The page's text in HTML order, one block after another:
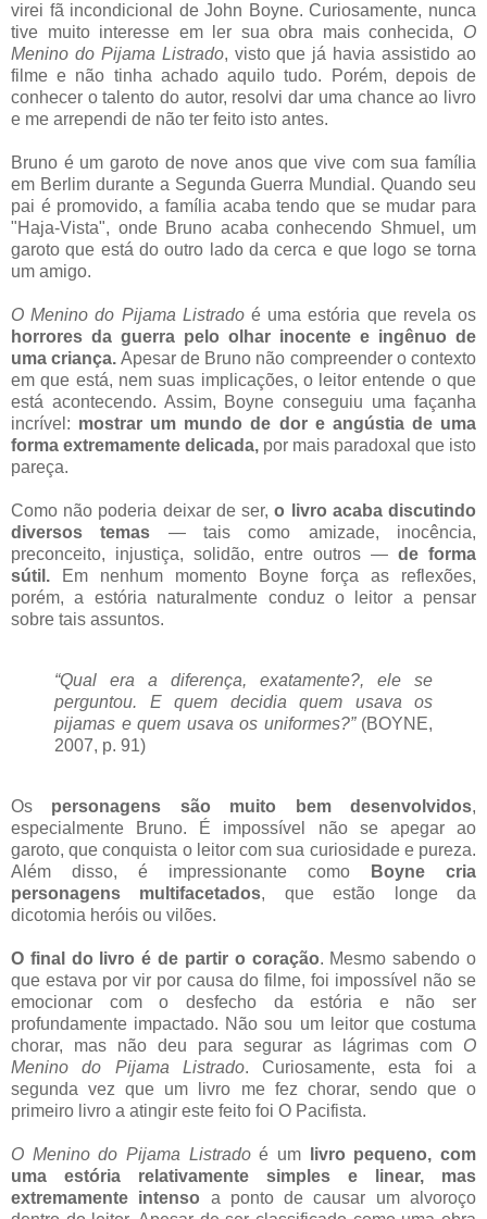
virei fã incondicional de John Boyne. Curiosamente, nunca
tive muito interesse em ler sua obra mais conhecida, O
Menino do Pijama Listrado, visto que já havia assistido ao
filme e não tinha achado aquilo tudo. Porém, depois de
conhecer o talento do autor, resolvi dar uma chance ao livro
e me arrependi de não ter feito isto antes.
Bruno é um garoto de nove anos que vive com sua família
em Berlim durante a Segunda Guerra Mundial. Quando seu
pai é promovido, a família acaba tendo que se mudar para
"Haja-Vista", onde Bruno acaba conhecendo Shmuel, um
garoto que está do outro lado da cerca e que logo se torna
um amigo.
O Menino do Pijama Listradoé uma estória que revela os
horrores da guerra pelo olhar inocente e ingênuo de
uma criança. Apesar de Bruno não compreender o contexto
em que está, nem suas implicações, o leitor entende o que
está acontecendo. Assim, Boyne conseguiu uma façanha
incrível: mostrar um mundo de dor e angústia de uma
forma extremamente delicada, por mais paradoxal que isto
pareça.
Como não poderia deixar de ser,o livro acaba discutindo
diversos temas — tais como amizade, inocência,
preconceito, injustiça, solidão, entre outros — de forma
sútil. Em nenhum momento Boyne força as reflexões,
porém, a estória naturalmente conduz o leitor a pensar
sobre tais assuntos.
“Qual era a diferença, exatamente?, ele se
perguntou. E quem decidia quem usava os
pijamas e quem usava os uniformes?”(BOYNE,
2007, p. 91)
Os personagens são muito bem desenvolvidos,
especialmente Bruno. É impossível não se apegar ao
garoto, que conquista o leitor com sua curiosidade e pureza.
Além disso, é impressionante como
Boyne cria
personagens multifacetados, que estão longe da
dicotomia heróis ou vilões.
O final do livro é de partir o coração. Mesmo sabendo o
que estava por vir por causa do filme, foi impossível não se
emocionar com o desfecho da estória e não ser
profundamente impactado. Não sou um leitor que costuma
chorar, mas não deu para segurar as lágrimas com O
Menino do Pijama Listrado. Curiosamente, esta foi a
segunda vez que um livro me fez chorar, sendo que o
primeiro livro a atingir este feito foi O Pacifista.
O Menino do Pijama Listradoé um
livro pequeno, com
uma estória relativamente simples e linear, mas
extremamente intenso a ponto de causar um alvoroço